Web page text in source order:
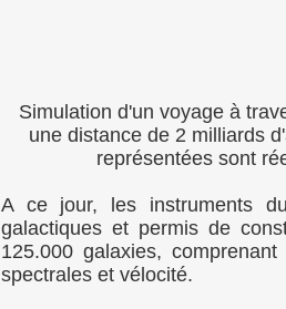
Simulation d'un voyage à
une distance de 2 milliards
représentées sont
A ce jour, les instruments
galactiques et permis de
125.000 galaxies,
spectrales et vélocité.